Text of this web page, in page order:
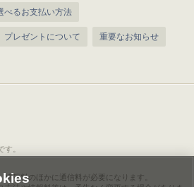
べるお支払い方法
プレゼントについて 重要なお知らせ
。
情報料のほかに通信料が必要になります。